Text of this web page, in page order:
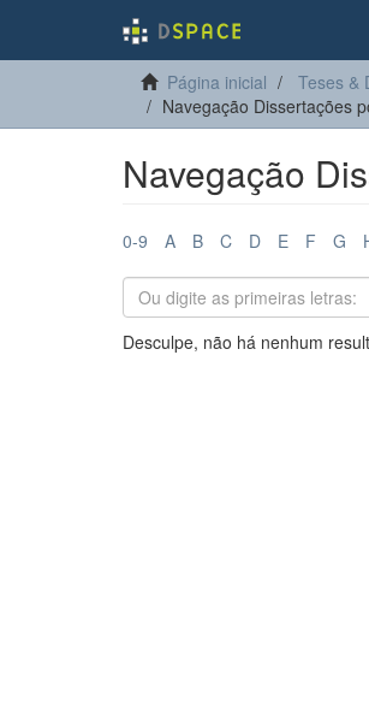
Página inicial Teses &
Navegação Dissertações
Navegação
0-9 A B C D E F G
Desculpe, não há nenhum